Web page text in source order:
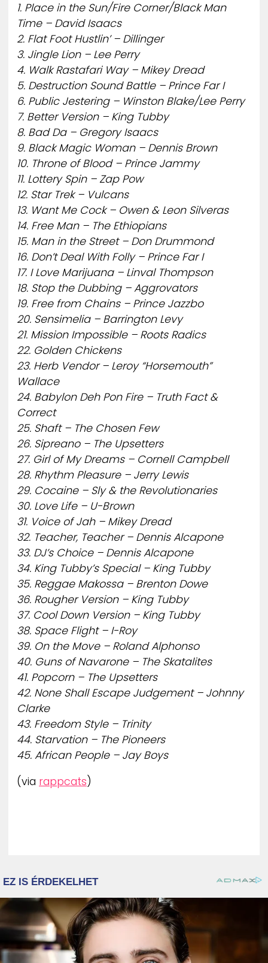
1. Place in the Sun/Fire Corner/Black Man
Time – David Isaacs
2. Flat Foot Hustlin’ – Dillinger
3. Jingle Lion – Lee Perry
4. Walk Rastafari Way – Mikey Dread
5. Destruction Sound Battle – Prince Far I
6. Public Jestering – Winston Blake/Lee Perry
7. Better Version – King Tubby
8. Bad Da – Gregory Isaacs
9. Black Magic Woman – Dennis Brown
10. Throne of Blood – Prince Jammy
11. Lottery Spin – Zap Pow
12. Star Trek – Vulcans
13. Want Me Cock – Owen & Leon Silveras
14. Free Man – The Ethiopians
15. Man in the Street – Don Drummond
16. Don’t Deal With Folly – Prince Far I
17. I Love Marijuana – Linval Thompson
18. Stop the Dubbing – Aggrovators
19. Free from Chains – Prince Jazzbo
20. Sensimelia – Barrington Levy
21. Mission Impossible – Roots Radics
22. Golden Chickens
23. Herb Vendor – Leroy “Horsemouth”
Wallace
24. Babylon Deh Pon Fire – Truth Fact &
Correct
25. Shaft – The Chosen Few
26. Sipreano – The Upsetters
27. Girl of My Dreams – Cornell Campbell
28. Rhythm Pleasure – Jerry Lewis
29. Cocaine – Sly & the Revolutionaries
30. Love Life – U-Brown
31. Voice of Jah – Mikey Dread
32. Teacher, Teacher – Dennis Alcapone
33. DJ’s Choice – Dennis Alcapone
34. King Tubby’s Special – King Tubby
35. Reggae Makossa – Brenton Dowe
36. Rougher Version – King Tubby
37. Cool Down Version – King Tubby
38. Space Flight – I-Roy
39. On the Move – Roland Alphonso
40. Guns of Navarone – The Skatalites
41. Popcorn – The Upsetters
42. None Shall Escape Judgement – Johnny
Clarke
43. Freedom Style – Trinity
44. Starvation – The Pioneers
45. African People – Jay Boys
(via rappcats)